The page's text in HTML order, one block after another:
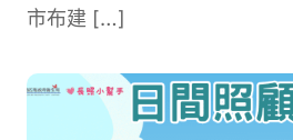
市布建 […]